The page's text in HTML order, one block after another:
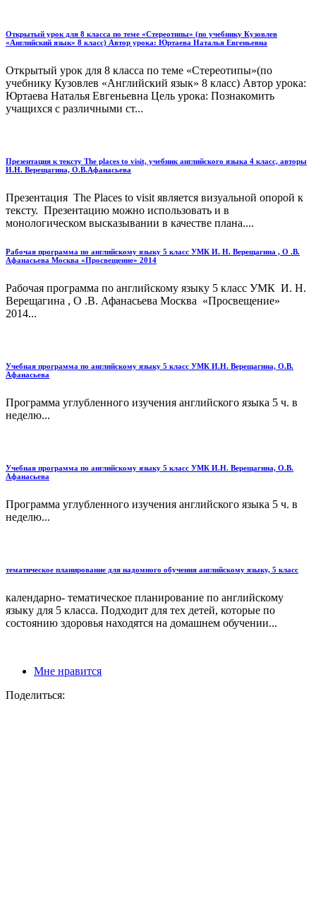
Открытый урок для 8 класса по теме «Стереотипы» (по учебнику Кузовлев
«Английский язык» 8 класс) Автор урока: Юртаева Наталья Евгеньевна
Открытый урок для 8 класса по теме «Стереотипы»(по
учебнику Кузовлев «Английский язык» 8 класс) Автор урока:
Юртаева Наталья Евгеньевна Цель урока: Познакомить
учащихся с различными ст...
Презентация к тексту The places to visit, учебник английского языка 4 класс, авторы
И.Н. Верещагина, О.В.Афанасьева
Презентация The Places to visit является визуальной опорой к
тексту. Презентацию можно использовать и в
монологическом высказывании в качестве плана....
Рабочая программа по английскому языку 5 класс УМК И. Н. Верещагина , О .В.
Афанасьева Москва «Просвещение» 2014
Рабочая программа по английскому языку 5 класс УМК И. Н.
Верещагина , О .В. Афанасьева Москва «Просвещение»
2014...
Учебная программа по английскому языку 5 класс УМК И.Н. Верещагина, О.В.
Афанасьева
Программа углубленного изучения английского языка 5 ч. в
неделю...
Учебная программа по английскому языку 5 класс УМК И.Н. Верещагина, О.В.
Афанасьева
Программа углубленного изучения английского языка 5 ч. в
неделю...
тематическое планирование для надомного обучения английскому языку, 5 класс
календарно- тематическое планирование по английскому
языку для 5 класса. Подходит для тех детей, которые по
состоянию здоровья находятся на домашнем обучении...
Мне нравится
Поделиться: